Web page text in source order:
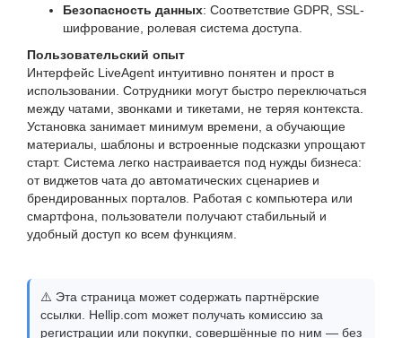
Безопасность данных: Соответствие GDPR, SSL-
шифрование, ролевая система доступа.
Пользовательский опыт
Интерфейс LiveAgent интуитивно понятен и прост в
использовании. Сотрудники могут быстро переключаться
между чатами, звонками и тикетами, не теряя контекста.
Установка занимает минимум времени, а обучающие
материалы, шаблоны и встроенные подсказки упрощают
старт. Система легко настраивается под нужды бизнеса:
от виджетов чата до автоматических сценариев и
брендированных порталов. Работая с компьютера или
смартфона, пользователи получают стабильный и
удобный доступ ко всем функциям.
⚠️ Эта страница может содержать партнёрские
ссылки. Hellip.com может получать комиссию за
регистрации или покупки, совершённые по ним — без